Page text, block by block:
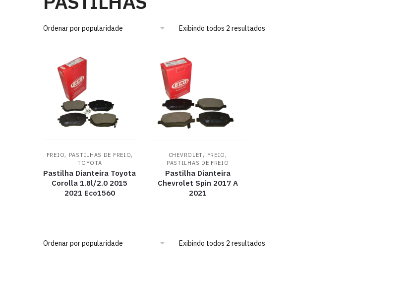
Exibindo todos 2 resultados
FREIO, PASTILHAS DE FREIO,
TOYOTA
Pastilha Dianteira Toyota
Corolla 1.8l/2.0 2015
2021 Eco1560
CHEVROLET, FREIO,
PASTILHAS DE FREIO
Pastilha Dianteira
Chevrolet Spin 2017 A
2021
Exibindo todos 2 resultados